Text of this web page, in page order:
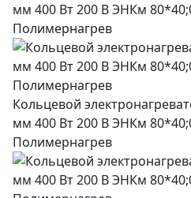
мм 400 Вт 200 В ЭНКм
Полимернагрев
Кольцевой
мм 400 Вт 200 В ЭНКм
Полимернагрев